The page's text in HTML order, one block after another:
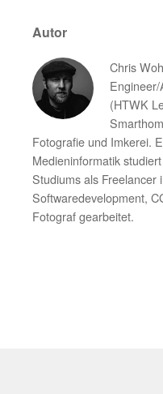
Autor
Chris
(HTWK
Fotografie und Imkerei.
Medieninformatik
Studiums als Freelancer
Softwaredevelopment,
Fotograf gearbeitet.